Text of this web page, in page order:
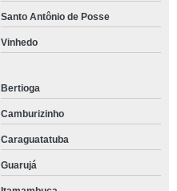
Santo Antônio de Posse
Vinhedo
Bertioga
Camburizinho
Caraguatatuba
Guarujá